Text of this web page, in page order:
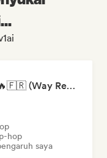
RAP FRANÇAIS 2026 🔥🇫🇷 (Way Records)
hop
saya